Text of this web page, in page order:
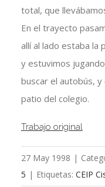
total, que
En el trayecto
allí al lado estaba la
y estuvimos
buscar el autobús,
patio del colegio.
Trabajo original
27 May 1998 |
5 | Etiquetas: CEIP